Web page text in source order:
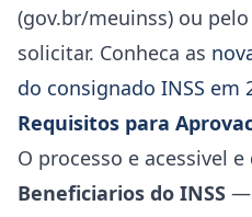
(gov.br/meuinss) ou
solicitar. Conheca as
do consignado INSS em
Requisitos para
O processo e acessivel
Beneficiarios do INSS —